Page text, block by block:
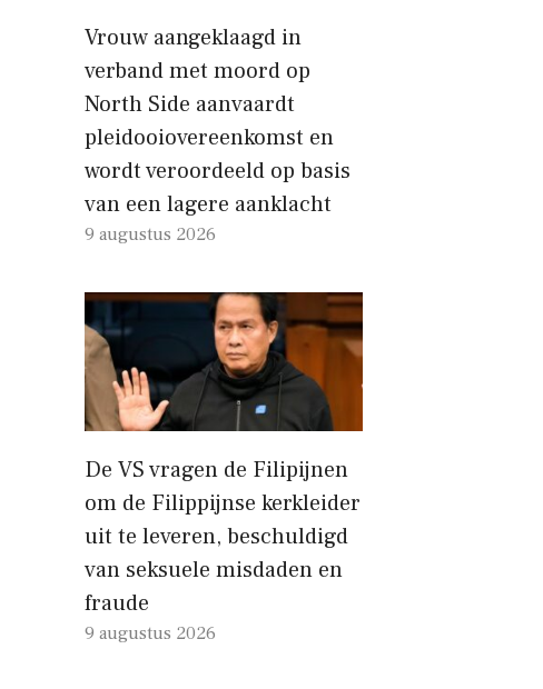
Vrouw aangeklaagd in
verband met moord op
North Side aanvaardt
pleidooiovereenkomst en
wordt veroordeeld op basis
van een lagere aanklacht
9 augustus 2026
De VS vragen de Filipijnen
om de Filippijnse kerkleider
uit te leveren, beschuldigd
van seksuele misdaden en
fraude
9 augustus 2026